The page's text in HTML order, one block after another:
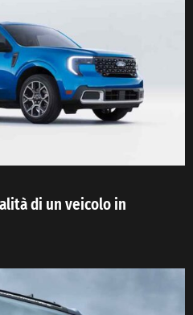
di un veicolo in